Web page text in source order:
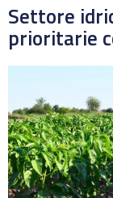
Settore
prioritarie